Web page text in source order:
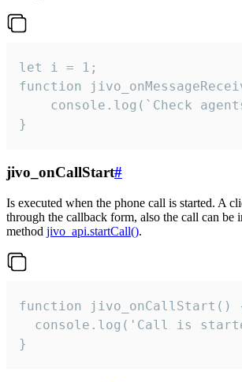
let i = 1;
function
}
jivo_onCallStart#
Is executed when the phone call is started. A
through the callback form, also the call can be
method jivo_api.startCall().
function jivo_onCallStart()
console.log('Call is
}